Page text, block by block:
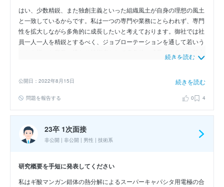
はい、少数精鋭、また独創主義といった組織風土が自身の理想の風土
と一致しているからです。私は一つの専門や業務にとらわれず、専門
性を拡大しながら多角的に成長したいと考えております。御社では社
員一人一人を精鋭とするべく、ジョブローテーションを通して若いう
ちから様々な業務に携わり技術者として多角的に成長できる点に魅力
を感じました。また、革新的な価値を創出するには常識にとらわれな
０％以上を自社技術で開発するなどモノマネではない技術を積み上げ
ている点に非常に魅力を感じております。以上の理由から私も御社の
す。
続きを読む
公開日：2022年8月15日 続きを読む
問題を報告する 0 4
23卒 1次面接
非公開 | 非公開 | 男性 | 技術系
研究概要を手短に発表してください
私はギ酸マンガン錯体の熱分解によるスーパーキャパシタ用電極の合